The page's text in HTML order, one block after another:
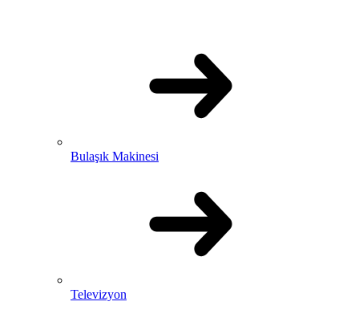
Bulaşık Makinesi
Televizyon